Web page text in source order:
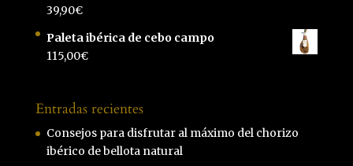
39,90€
Paleta ibérica de cebo campo
115,00€
Entradas recientes
Consejos para disfrutar al máximo del chorizo
ibérico de bellota natural